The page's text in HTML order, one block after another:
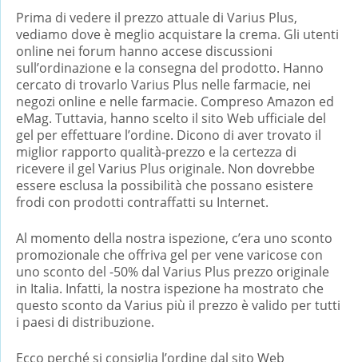
Prima di vedere il prezzo attuale di Varius Plus,
vediamo dove è meglio acquistare la crema. Gli utenti
online nei forum hanno accese discussioni
sull’ordinazione e la consegna del prodotto. Hanno
cercato di trovarlo Varius Plus nelle farmacie, nei
negozi online e nelle farmacie. Compreso Amazon ed
eMag. Tuttavia, hanno scelto il sito Web ufficiale del
gel per effettuare l’ordine. Dicono di aver trovato il
miglior rapporto qualità-prezzo e la certezza di
ricevere il gel Varius Plus originale. Non dovrebbe
essere esclusa la possibilità che possano esistere
frodi con prodotti contraffatti su Internet.
Al momento della nostra ispezione, c’era uno sconto
promozionale che offriva gel per vene varicose con
uno sconto del -50% dal Varius Plus prezzo originale
in Italia. Infatti, la nostra ispezione ha mostrato che
questo sconto da Varius più il prezzo è valido per tutti
i paesi di distribuzione.
Ecco perché si consiglia l’ordine dal sito Web